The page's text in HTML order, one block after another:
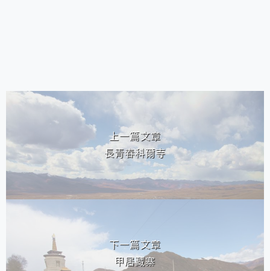
相連文章
上一篇文章
長青春科爾寺
下一篇文章
甲居藏寨